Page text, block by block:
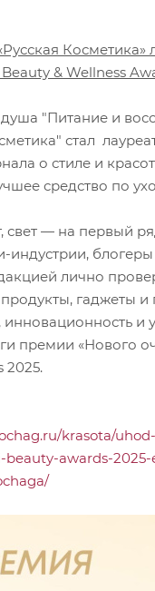
Косметика»
& Wellness
"Питание и
стал
о стиле и
средство по
свет — на первый
индустрии,
лично
гаджеты
и
премии «Нового
2025.
krasota/
awards-2025-